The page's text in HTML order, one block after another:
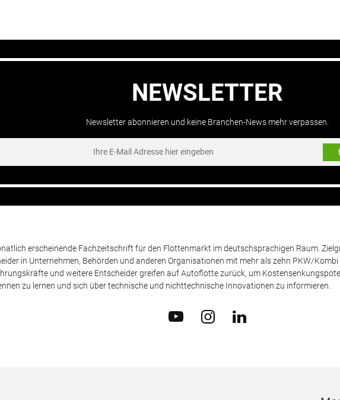
NEWSLETTER
Newsletter abonnieren und keine Branchen-News mehr verpassen.
erscheinende Fachzeitschrift für den Flottenmarkt im deutschsprachigen Raum.
in Unternehmen, Behörden und anderen Organisationen mit mehr als zehn PKW/
und weitere Entscheider greifen auf Autoflotte zurück, um
zu lernen und sich über technische und nichttechnische Innovationen zu informieren.